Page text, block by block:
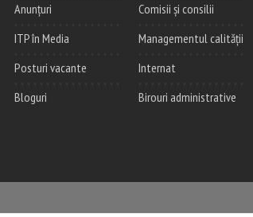
Anunțuri
ITP în Media
Posturi vacante
Bloguri
Comisii și consilii
Managementul calității
Internat
Birouri administrative